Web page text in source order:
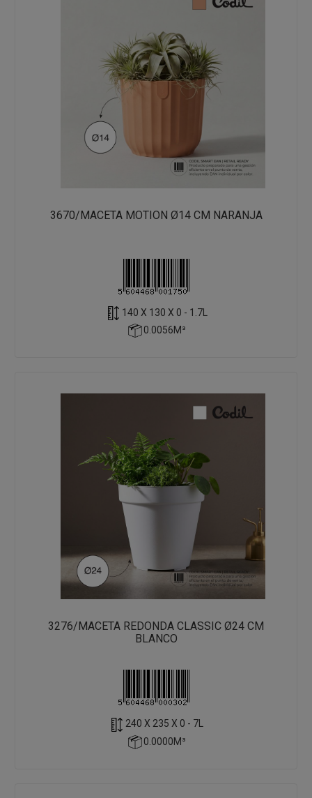
3670/MACETA MOTION Ø14 CM NARANJA
140 X 130 X 0 - 1.7L
0.0056M³
3276/MACETA REDONDA CLASSIC Ø24 CM
BLANCO
240 X 235 X 0 - 7L
0.0000M³